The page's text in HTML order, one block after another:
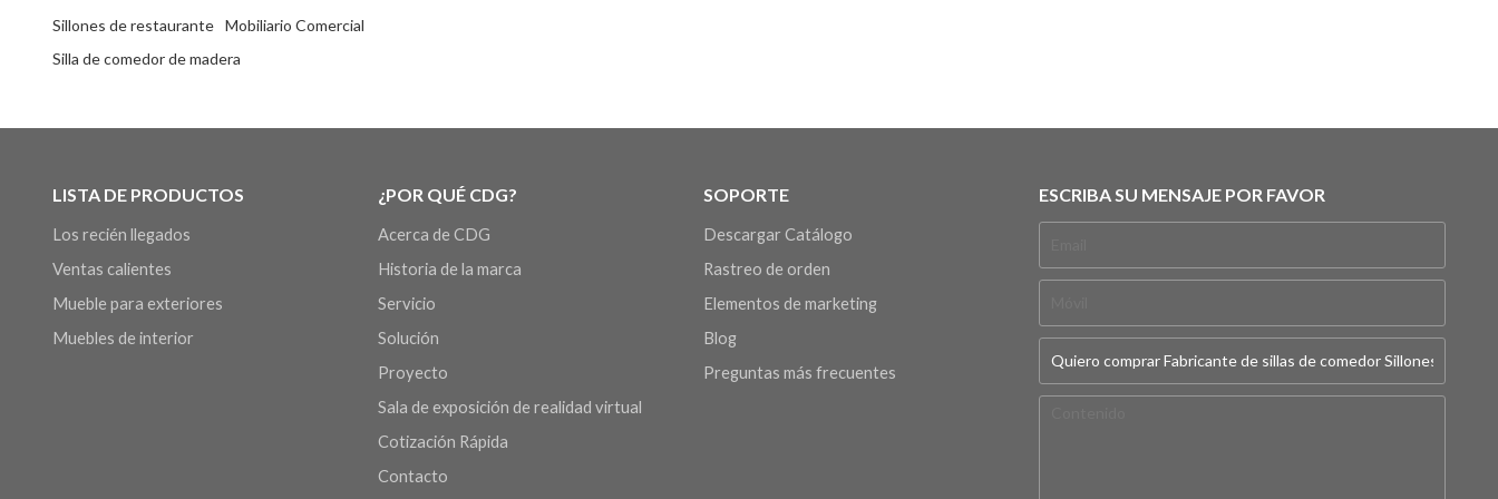
Sillones de restaurante Mobiliario Comercial
Silla de comedor de madera
LISTA DE PRODUCTOS
Los recién llegados
Ventas calientes
Mueble para exteriores
Muebles de interior
¿POR QUÉ CDG?
Acerca de CDG
Historia de la marca
Servicio
Solución
Proyecto
Sala de exposición de realidad virtual
Cotización Rápida
Contacto
SOPORTE
Descargar Catálogo
Rastreo de orden
Elementos de marketing
Blog
Preguntas más frecuentes
ESCRIBA SU MENSAJE POR FAVOR